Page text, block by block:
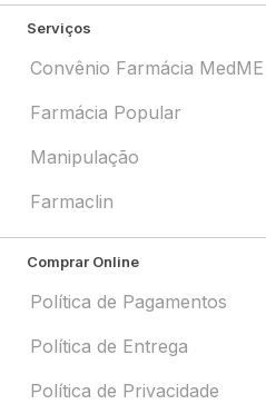
Serviços
Convênio Farmácia MedME
Farmácia Popular
Manipulação
Farmaclin
Comprar Online
Política de Pagamentos
Política de Entrega
Política de Privacidade